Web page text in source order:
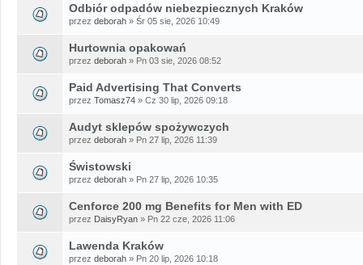
Odbiór odpadów niebezpiecznych Kraków
przez deborah » Śr 05 sie, 2026 10:49
Hurtownia opakowań
przez deborah » Pn 03 sie, 2026 08:52
Paid Advertising That Converts
przez Tomasz74 » Cz 30 lip, 2026 09:18
Audyt sklepów spożywczych
przez deborah » Pn 27 lip, 2026 11:39
Świstowski
przez deborah » Pn 27 lip, 2026 10:35
Cenforce 200 mg Benefits for Men with ED
przez DaisyRyan » Pn 22 cze, 2026 11:06
Lawenda Kraków
przez deborah » Pn 20 lip, 2026 10:18